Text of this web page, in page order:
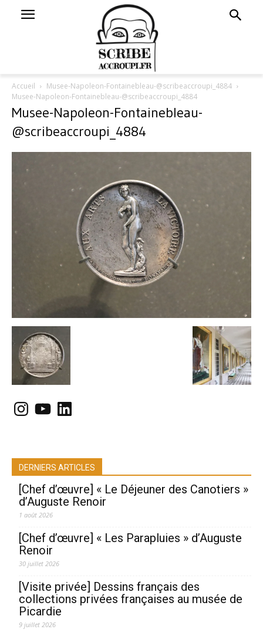
Accueil
Musee-Napoleon-Fontainebleau-@scribeaccroupi_4884
Musee-Napoleon-Fontainebleau-@scribeaccroupi_4884
Musee-Napoleon-Fontainebleau-
@scribeaccroupi_4884
Instagram
YouTubeLinkedIn
DERNIERS ARTICLES
[Chef d’œuvre] « Le Déjeuner des Canotiers »
d’Auguste Renoir
1 août 2026
[Chef d’œuvre] « Les Parapluies » d’Auguste
Renoir
30 juillet 2026
[Visite privée] Dessins français des
collections privées françaises au musée de
Picardie
9 juillet 2026